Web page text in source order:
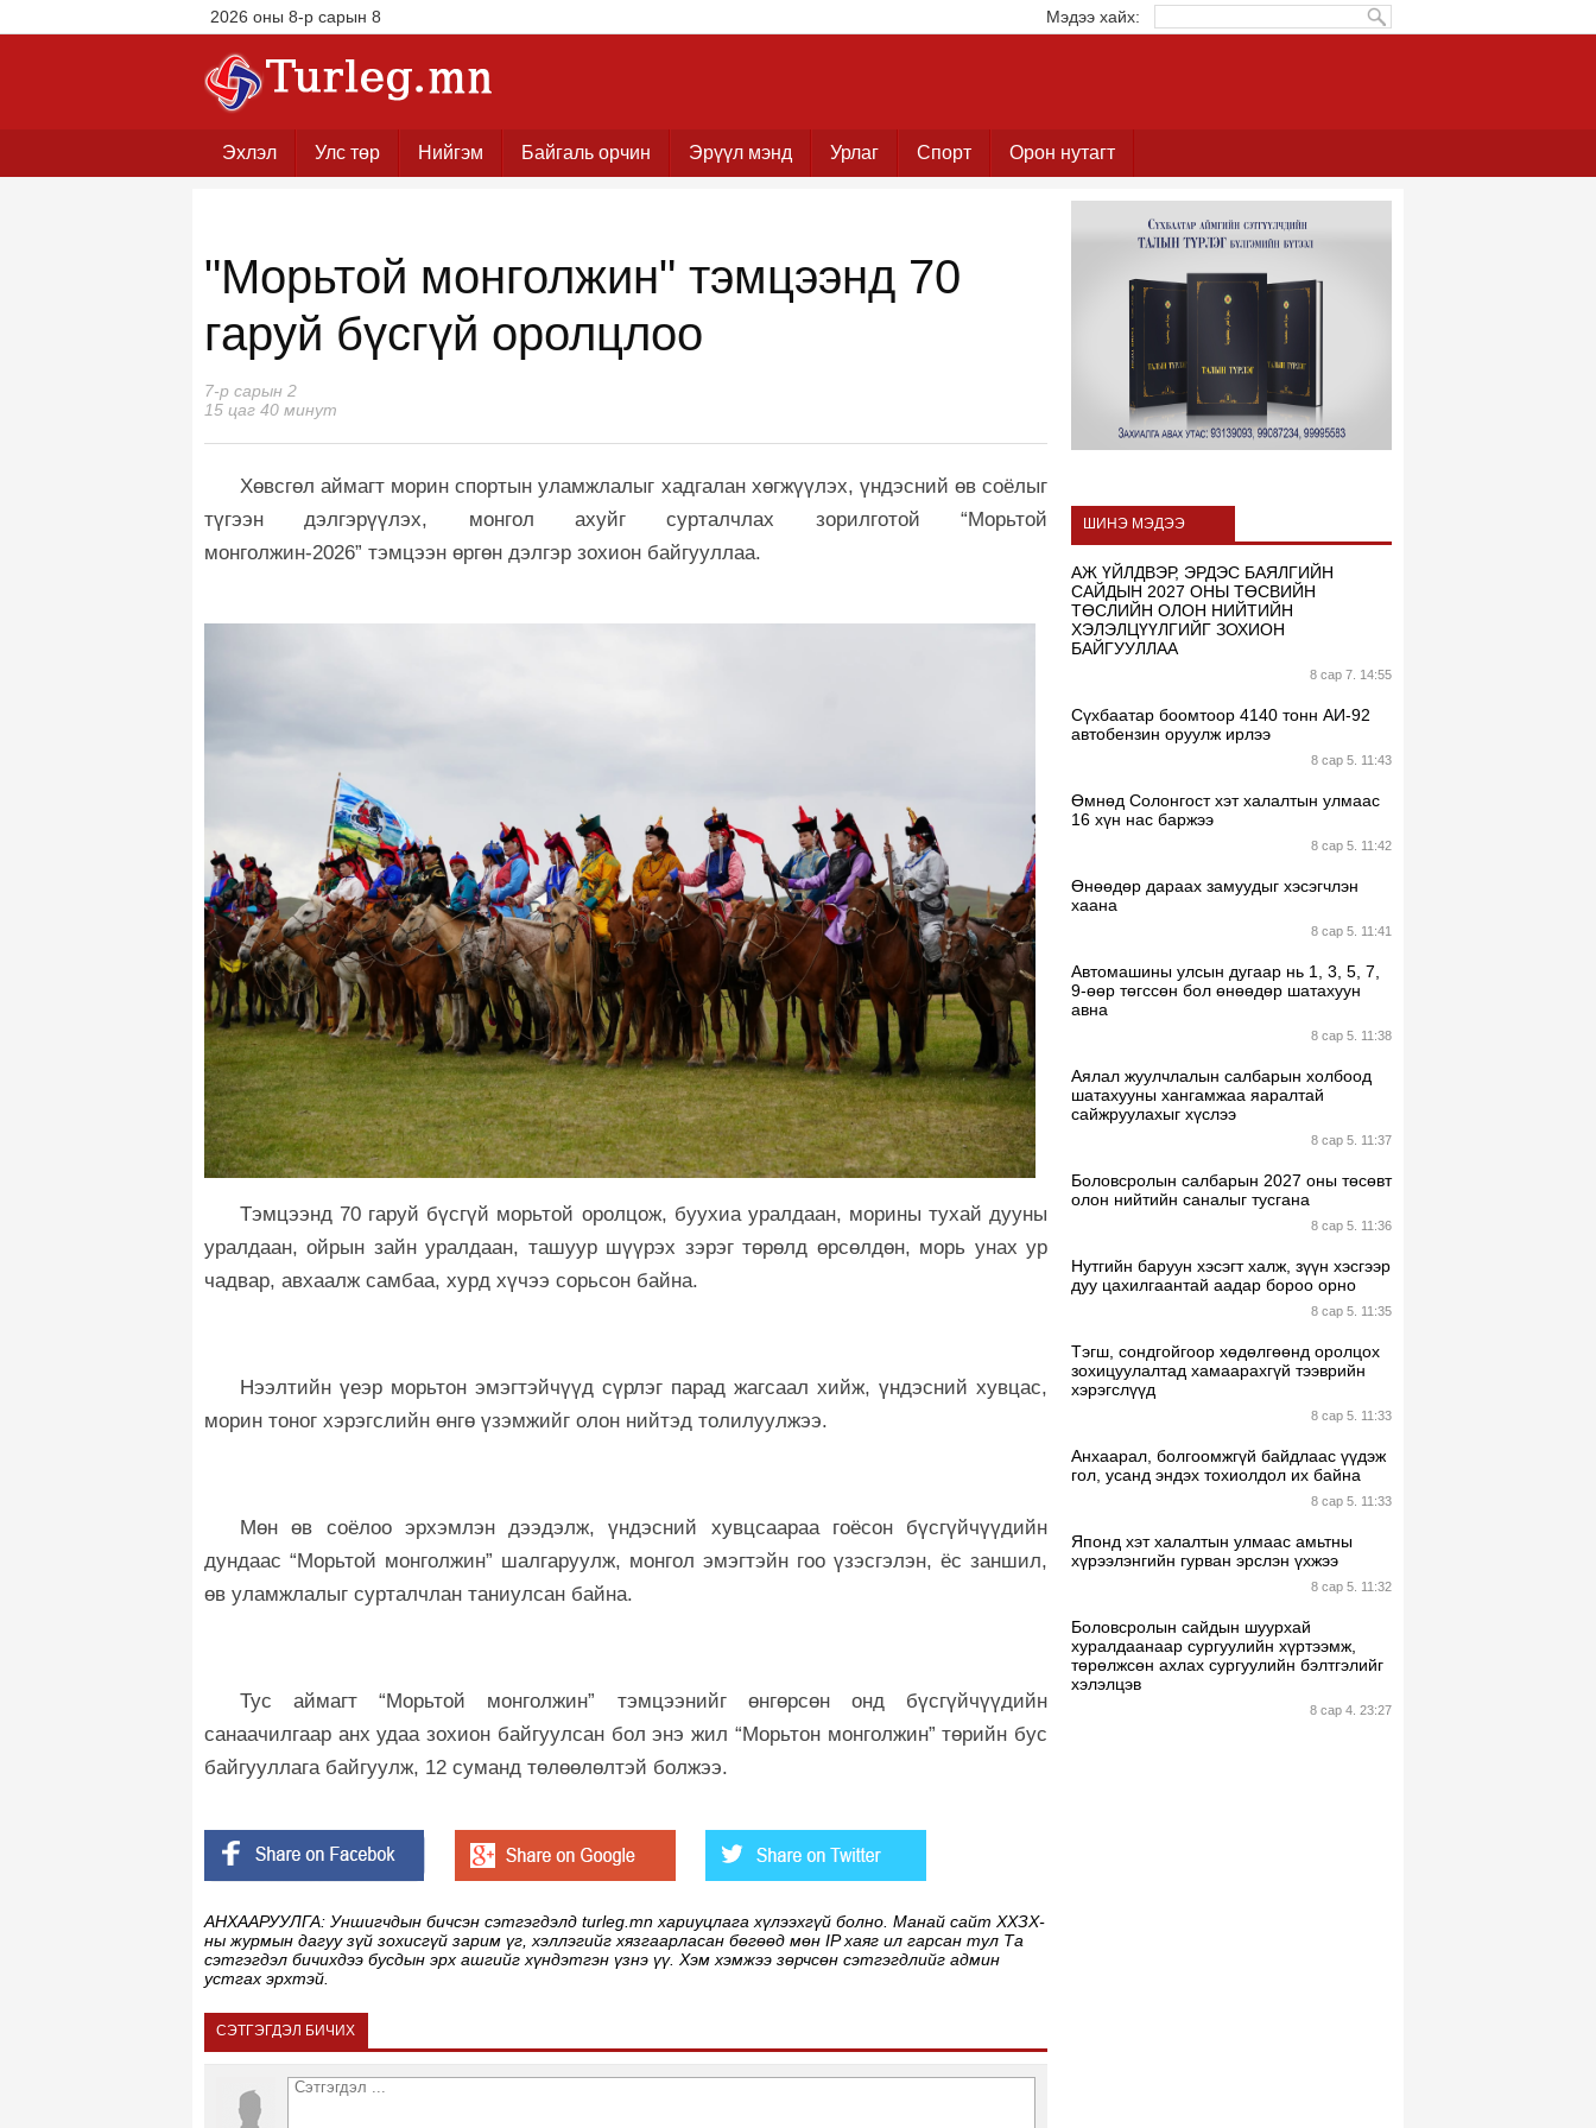
Мэдээ хайх:
2026 оны 8-р сарын 8
Эхлэл Улс төр Нийгэм Байгаль орчин Эрүүл мэнд Урлаг Спорт Орон нутагт
"Морьтой монголжин" тэмцээнд 70
гаруй бүсгүй оролцлоо
7-р сарын 2
15 цаг 40 минут
Хөвсгөл аймагт морин спортын уламжлалыг хадгалан хөгжүүлэх, үндэсний өв соёлыг
түгээн дэлгэрүүлэх, монгол ахуйг сурталчлах зорилготой “Морьтой
монголжин-2026” тэмцээн өргөн дэлгэр зохион байгууллаа.
Тэмцээнд 70 гаруй бүсгүй морьтой оролцож, буухиа уралдаан, морины тухай дууны
уралдаан, ойрын зайн уралдаан, ташуур шүүрэх зэрэг төрөлд өрсөлдөн, морь унах ур
чадвар, авхаалж самбаа, хурд хүчээ сорьсон байна.
Нээлтийн үеэр морьтон эмэгтэйчүүд сүрлэг парад жагсаал хийж, үндэсний хувцас,
морин тоног хэрэгслийн өнгө үзэмжийг олон нийтэд толилуулжээ.
Мөн өв соёлоо эрхэмлэн дээдэлж, үндэсний хувцсаараа гоёсон бүсгүйчүүдийн
дундаас “Морьтой монголжин” шалгаруулж, монгол эмэгтэйн гоо үзэсгэлэн, ёс заншил,
өв уламжлалыг сурталчлан таниулсан байна.
Тус аймагт “Морьтой монголжин” тэмцээнийг өнгөрсөн онд бүсгүйчүүдийн
санаачилгаар анх удаа зохион байгуулсан бол энэ жил “Морьтон монголжин” төрийн бус
байгууллага байгуулж, 12 суманд төлөөлөлтэй болжээ.
АНХААРУУЛГА: Уншигчдын бичсэн сэтгэгдэлд turleg.mn хариуцлага хүлээхгүй болно. Манай сайт ХХЗХ-
ны журмын дагуу зүй зохисгүй зарим үг, хэллэгийг хязгаарласан бөгөөд мөн IP хаяг ил гарсан тул Та
сэтгэгдэл бичихдээ бусдын эрх ашгийг хүндэтгэн үзнэ үү. Хэм хэмжээ зөрчсөн сэтгэгдлийг админ
устгах эрхтэй.
СЭТГЭГДЭЛ БИЧИХ
ШИНЭ МЭДЭЭ
АЖ ҮЙЛДВЭР, ЭРДЭС БАЯЛГИЙН
САЙДЫН 2027 ОНЫ ТӨСВИЙН
ТӨСЛИЙН ОЛОН НИЙТИЙН
ХЭЛЭЛЦҮҮЛГИЙГ ЗОХИОН
БАЙГУУЛЛАА
8 сар 7. 14:55
Сүхбаатар боомтоор 4140 тонн АИ-92
автобензин оруулж ирлээ
8 сар 5. 11:43
Өмнөд Солонгост хэт халалтын улмаас
16 хүн нас баржээ
8 сар 5. 11:42
Өнөөдөр дараах замуудыг хэсэгчлэн
хаана
8 сар 5. 11:41
Автомашины улсын дугаар нь 1, 3, 5, 7,
9-өөр төгссөн бол өнөөдөр шатахуун
авна
8 сар 5. 11:38
Аялал жуулчлалын салбарын холбоод
шатахууны хангамжаа яаралтай
сайжруулахыг хүслээ
8 сар 5. 11:37
Боловсролын салбарын 2027 оны төсөвт
олон нийтийн саналыг тусгана
8 сар 5. 11:36
Нутгийн баруун хэсэгт халж, зүүн хэсгээр
дуу цахилгаантай аадар бороо орно
8 сар 5. 11:35
Тэгш, сондгойгоор хөдөлгөөнд оролцох
зохицуулалтад хамаарахгүй тээврийн
хэрэгслүүд
8 сар 5. 11:33
Анхаарал, болгоомжгүй байдлаас үүдэж
гол, усанд эндэх тохиолдол их байна
8 сар 5. 11:33
Японд хэт халалтын улмаас амьтны
хүрээлэнгийн гурван эрслэн үхжээ
8 сар 5. 11:32
Боловсролын сайдын шуурхай
хуралдаанаар сургуулийн хүртээмж,
төрөлжсөн ахлах сургуулийн бэлтгэлийг
хэлэлцэв
8 сар 4. 23:27